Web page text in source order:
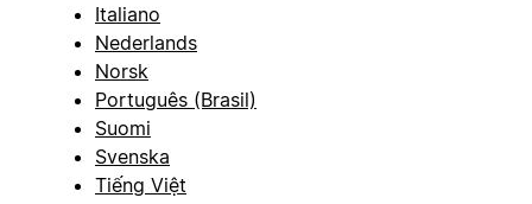
Italiano
Nederlands
Norsk
Português (Brasil)
Suomi
Svenska
Tiếng Việt